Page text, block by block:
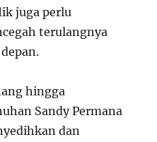
juga perlu
terulangnya
hingga
Sandy Permana
dan